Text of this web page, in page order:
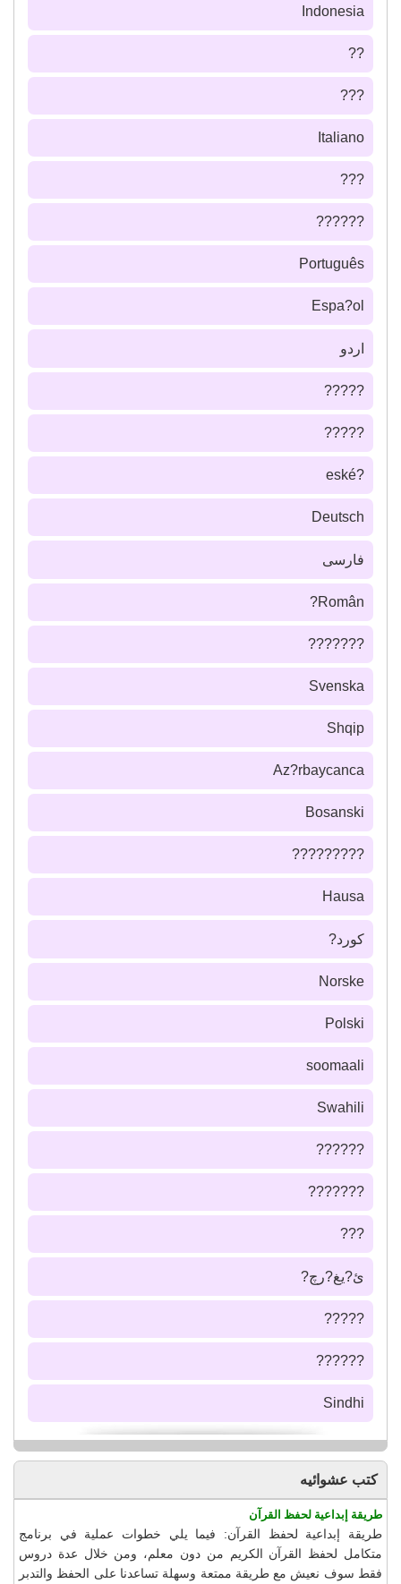
Indonesia
??
???
Italiano
???
??????
Português
Espa?ol
اردو
?????
?????
?eské
Deutsch
فارسى
Român?
???????
Svenska
Shqip
Az?rbaycanca
Bosanski
?????????
Hausa
كورد?
Norske
Polski
soomaali
Swahili
??????
???????
???
ئ?يغ?رچ?
?????
??????
Sindhi
كتب عشوائيه
طريقة إبداعية لحفظ القرآن
طريقة إبداعية لحفظ القرآن: فيما يلي خطوات عملية في برنامج
متكامل لحفظ القرآن الكريم من دون معلم، ومن خلال عدة دروس
فقط سوف نعيش مع طريقة ممتعة وسهلة تساعدنا على الحفظ والتدبر